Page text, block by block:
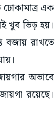
ঢোকামাত্র এক
খুব ভিড় হয়।
বজায় রাখতে
অভাবে
রয়েছে।